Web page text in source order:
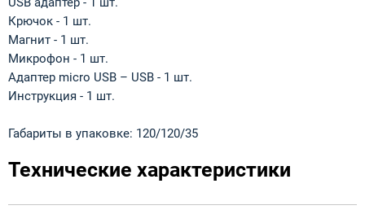
Крючок - 1 шт.
Магнит - 1 шт.
Микрофон - 1 шт.
Адаптер micro USB – USB - 1 шт.
Инструкция - 1 шт.
Габариты в упаковке: 120/120/35
Технические характеристики